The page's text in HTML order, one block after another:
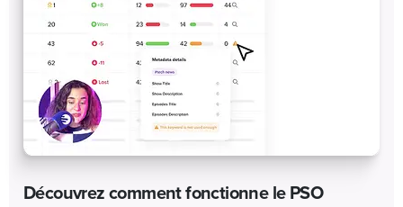
Découvrez comment fonctionne le PSO